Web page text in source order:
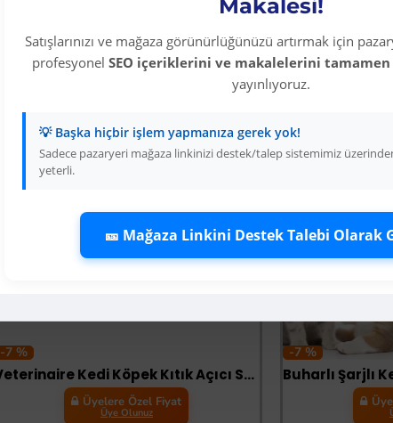
Makalesi!
Satışlarınızı ve mağaza görünürlüğünüzü artırmak için
profesyonel SEO içeriklerini ve makalelerini
yayınlıyoruz.
💡 Başka hiçbir işlem yapmanıza gerek yok!
Sadece pazaryeri mağaza linkinizi destek/talep sistemimiz
yeterli.
🎫 Mağaza Linkini Destek Talebi Olarak
-7 %
Veterinaire Kedi Köpek Kıtık Açıcı Sprey 150 ml
Üyelere Özel Fiyat
Üye Olunuz
-7 %